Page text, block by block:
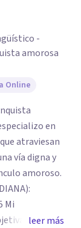
-
amorosa
Online
en
atraviesan
vía digna y
amoroso.
de
leer más